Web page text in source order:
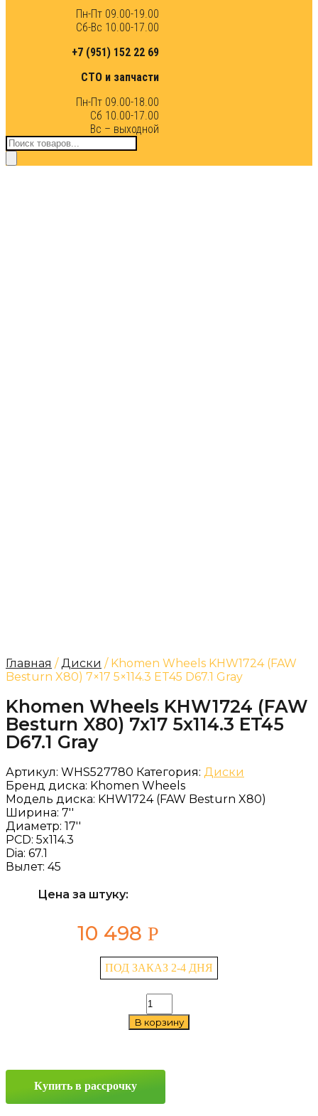
Пн-Пт 09.00-19.00
Сб-Вс 10.00-17.00
+7 (951) 152 22 69
СТО и запчасти
Пн-Пт 09.00-18.00
Сб 10.00-17.00
Вс – выходной
Поиск
товаров
Главная /Диски / Khomen Wheels KHW1724 (FAW
Besturn X80) 7×17 5×114.3 ET45 D67.1 Gray
Khomen Wheels KHW1724 (FAW
Besturn X80) 7x17 5x114.3 ET45
D67.1 Gray
Артикул: WHS527780 Категория: Диски
Бренд диска: Khomen Wheels
Модель диска: KHW1724 (FAW Besturn X80)
Ширина: 7''
Диаметр: 17''
PCD: 5x114.3
Dia: 67.1
Вылет: 45
Цена за штуку:
10 498 Р
ПОД ЗАКАЗ 2-4 ДНЯ
Количество
товара
Khomen
Besturn
7x17
В корзину
Купить в рассрочку